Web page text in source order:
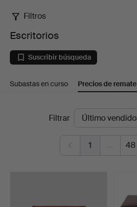
Escritorios
Filtros
Escritorios
Suscribir búsqueda
Subastas en curso Precios de remate
Filtrar
1 … 48